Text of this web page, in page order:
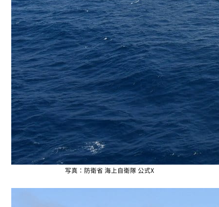
写真：防衛省 海上自衛隊 公式X